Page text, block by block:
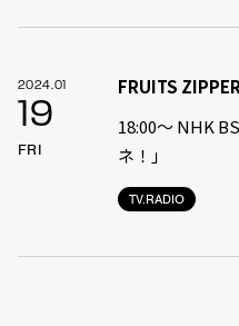
2024.01
19
FRI
TV.RADIO
FRUITS ZIPPER
18:00〜 NHK
ネ！」